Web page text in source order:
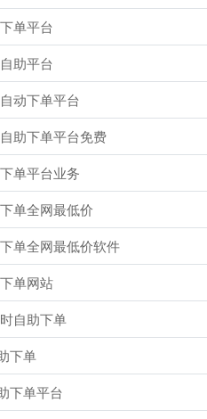
单平台
助平台
动下单平台
助下单平台免费
单平台业务
单全网最低价
单全网最低价软件
单网站
自助下单
下单
下单平台